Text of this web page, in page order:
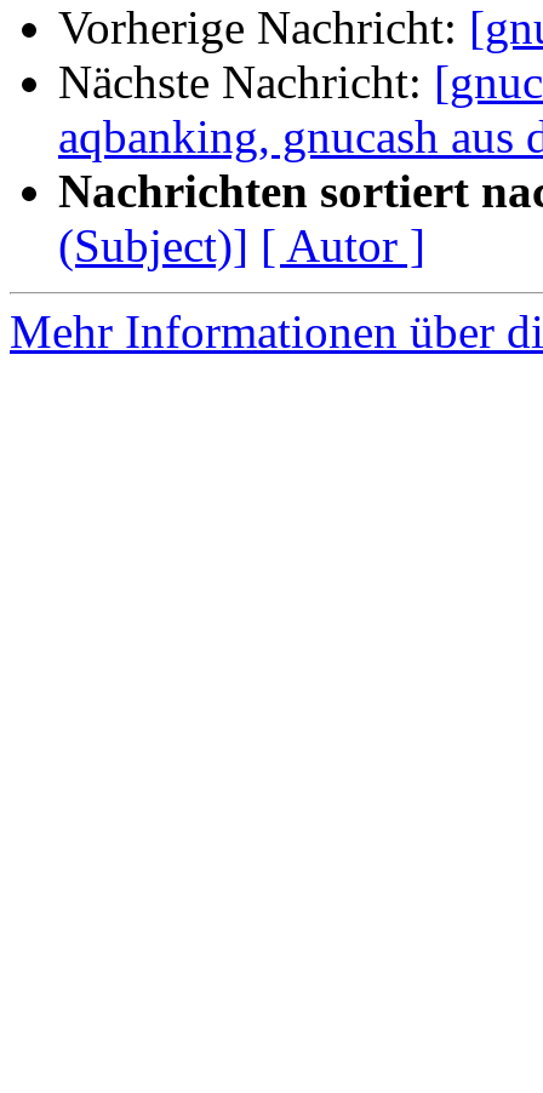
Vorherige Nachricht:
Nächste Nachricht:
aqbanking, gnucash aus
Nachrichten sortiert
(Subject)] [ Autor ]
Mehr Informationen über